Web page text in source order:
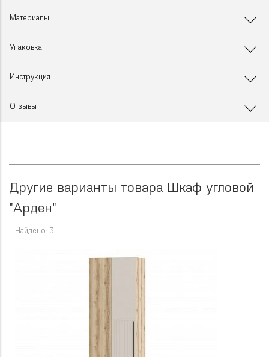
Материалы
Упаковка
Инструкция
Отзывы
Другие варианты товара Шкаф угловой
"Арден"
Найдено: 3